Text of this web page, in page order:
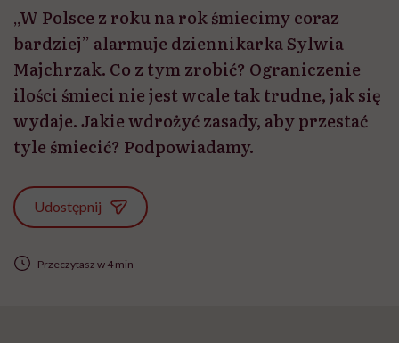
„W Polsce z roku na rok śmiecimy coraz
bardziej” alarmuje dziennikarka Sylwia
Majchrzak. Co z tym zrobić? Ograniczenie
ilości śmieci nie jest wcale tak trudne, jak się
wydaje. Jakie wdrożyć zasady, aby przestać
tyle śmiecić? Podpowiadamy.
Udostępnij
Przeczytasz w 4 min